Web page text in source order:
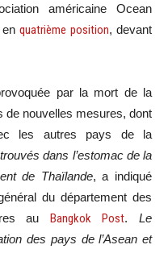
américaine Ocean
enquatrième position, devant
par la mort de la
de nouvelles mesures, dont
les autres pays de la
dans l’estomac de la
de Thaïlande, a indiqué
du département des
auBangkok Post. Le
des pays de l’Asean et